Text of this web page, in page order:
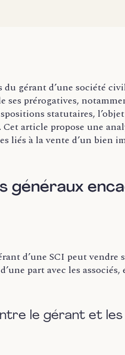
du gérant d’une société
ses prérogatives,
statutaires,
article propose une
liés à la vente d’un bien
généraux
d’une SCI peut
part avec les associés,
le gérant et les